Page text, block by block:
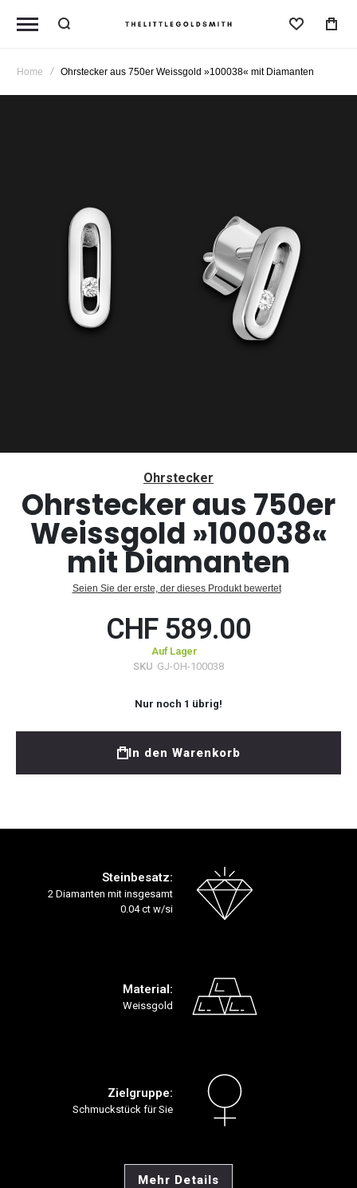
Home Ohrstecker aus 750er Weissgold »100038« mit Diamanten
Bildergalerie
springen
Ohrstecker
Ohrstecker aus 750er
Weissgold »100038«
mit Diamanten
Seien Sie der erste, der dieses Produkt bewertet
CHF 589.00
Auf Lager
SKU GJ-OH-100038
Nur noch 1 übrig!
In den Warenkorb
Steinbesatz:
2 Diamanten mit insgesamt
0.04 ct w/si
Material:
Weissgold
Zielgruppe:
Schmuckstück für Sie
Mehr Details